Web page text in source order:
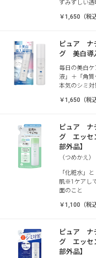
ずみずしい
￥1,650（税
ピュア ナ
グ 美白導
毎日の美白ケ
液」＋「角
本気のシミ対
￥1,650（税
ピュア ナ
グ エッセ
部外品】
（つめかえ）
「化粧水」
肌※1ケアし
面のこと
￥1,100（税
ピュア ナ
グ エッセ
部外品】